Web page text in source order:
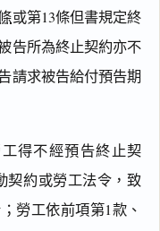
或第13條但書規定終
告所為終止契約亦不
請求被告給付預告期
得不經預告終止契
約或勞工法令，致
勞工依前項第1款、